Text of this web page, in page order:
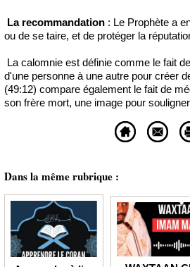
La recommandation : Le Prophète a
ou de se taire, et de protéger la
La calomnie est définie comme le fait
d'une personne à une autre pour créer
(49:12) compare également le fait de
son frère mort, une image pour
Dans la même rubrique :